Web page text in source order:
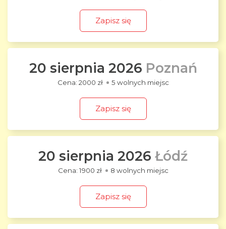
Zapisz się
20 sierpnia 2026 Poznań
2000 zł 5 wolnych miejsc
Zapisz się
20 sierpnia 2026 Łódź
1900 zł 8 wolnych miejsc
Zapisz się